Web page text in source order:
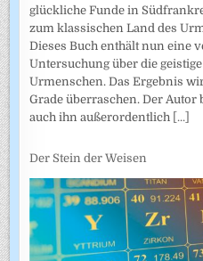
glückliche Funde in
zum klassischen Land des
Dieses Buch enthält nun eine
Untersuchung über die
Urmenschen. Das Ergebnis
Grade überraschen. Der Autor
auch ihn außerordentlich [...]
Der Stein der Weisen